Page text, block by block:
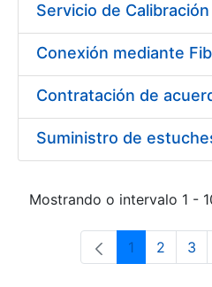
Mostrando o intervalo 1 -
Páxina
1 Páxina
2 3